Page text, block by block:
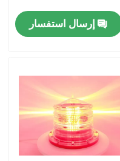
إرسال استفسار